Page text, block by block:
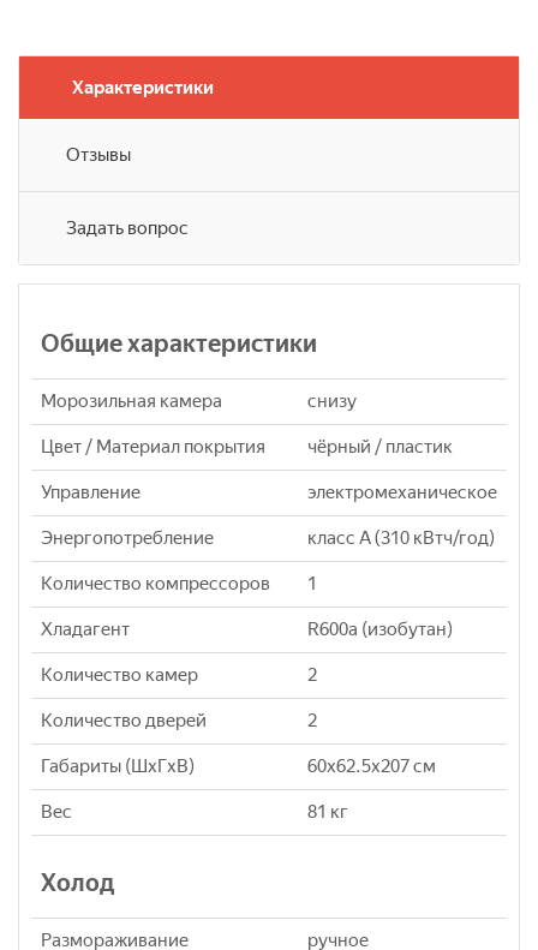
Характеристики
Отзывы
Задать вопрос
Общие характеристики
Морозильная камера снизу
Цвет / Материал покрытия чёрный / пластик
Управление электромеханическое
Энергопотребление класс A (310 кВтч/год)
Количество компрессоров 1
Хладагент R600a (изобутан)
Количество камер 2
Количество дверей 2
Габариты (ШxГxВ) 60x62.5x207 см
Вес 81 кг
Холод
Размораживание ручное